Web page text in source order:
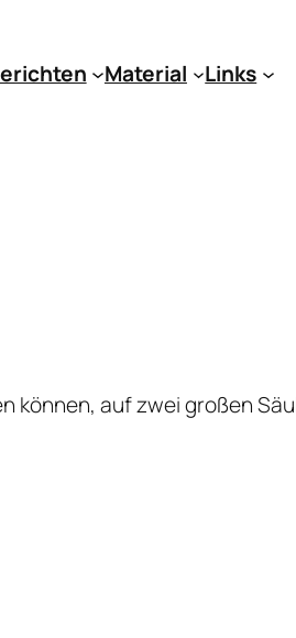
Material Links
können, auf zwei großen